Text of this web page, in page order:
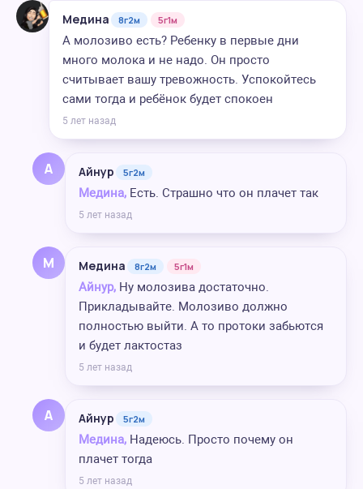
Медина 8г2м 5г1м
А молозиво есть? Ребенку в первые дни
много молока и не надо. Он просто
считывает вашу тревожность. Успокойтесь
сами тогда и ребёнок будет спокоен
5 лет назад
А Айнур 5г2м
Медина, Есть. Страшно что он плачет так
5 лет назад
М Медина 8г2м 5г1м
Айнур, Ну молозива достаточно.
Прикладывайте. Молозиво должно
полностью выйти. А то протоки забьются
и будет лактостаз
5 лет назад
А Айнур 5г2м
Медина, Надеюсь. Просто почему он
плачет тогда
5 лет назад